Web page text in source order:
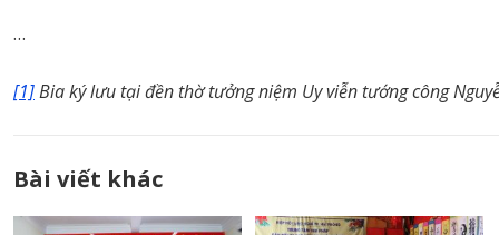
…
[1]Bia ký lưu tại đền thờ tưởng niệm Uy viễn tướng công
Bài viết khác